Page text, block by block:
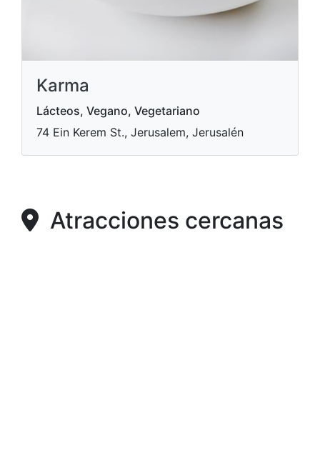
Karma
Lácteos, Vegano, Vegetariano
74 Ein Kerem St., Jerusalem, Jerusalén
Atracciones cercanas